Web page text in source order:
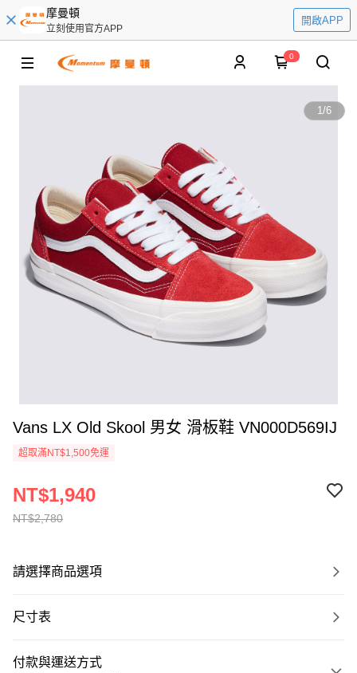
摩曼頓
立刻使用官方APP
開啟APP
0
1/6
Vans LX Old Skool 男女 滑板鞋 VN000D569IJ
超取滿NT$1,500免運
NT$2,780
NT$1,940
請選擇商品選項
尺寸表
付款與運送方式